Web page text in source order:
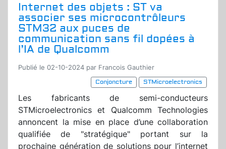
Internet des objets : ST va
associer ses microcontrôleurs
STM32 aux puces de
communication sans fil dopées à
l’IA de Qualcomm
Publié le 02-10-2024 par Francois Gauthier
Conjoncture
STMicroelectronics
Les fabricants de semi-conducteurs
STMicroelectronics et Qualcomm Technologies
annoncent la mise en place d’une collaboration
qualifiée de "stratégique" portant sur la
prochaine génération de solutions pour l’internet